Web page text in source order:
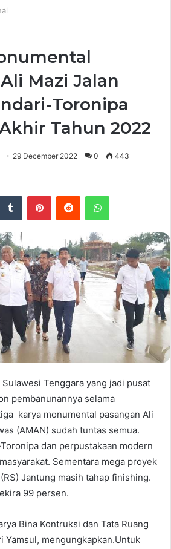
Mazi Jalan
Toronipa
Tahun 2022
29 December 2022 0 443
Tenggara yang jadi pusat
pembanunannya selama
karya monumental pasangan Ali
(AMAN) sudah tuntas semua.
dan perpustakaan modern
Sementara mega proyek
Jantung masih tahap finishing.
99 persen.
Bina Kontruksi dan Tata Ruang
Yamsul, mengungkapkan.Untuk